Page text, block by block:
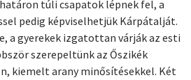
túli csapatok lépnek fel, a
pedig képviselhetjük Kárpátalját.
a gyerekek izgatottan várják az esti
szerepeltünk az Őszikék
kiemelt arany minősítésekkel. Két